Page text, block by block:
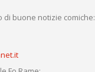
di buone notizie comiche: